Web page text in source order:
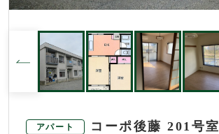
アパート コーポ後藤 201号室